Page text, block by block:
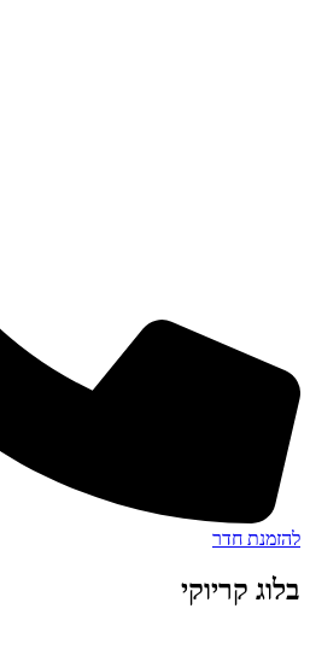
להזמנת חדר
בלוג קריוקי